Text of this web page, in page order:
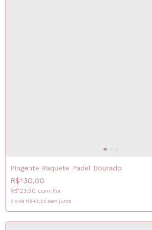
Pingente Raquete Padel Dourado
R$130,00
R$123,50 com Pix
3 x de R$43,33 sem juros